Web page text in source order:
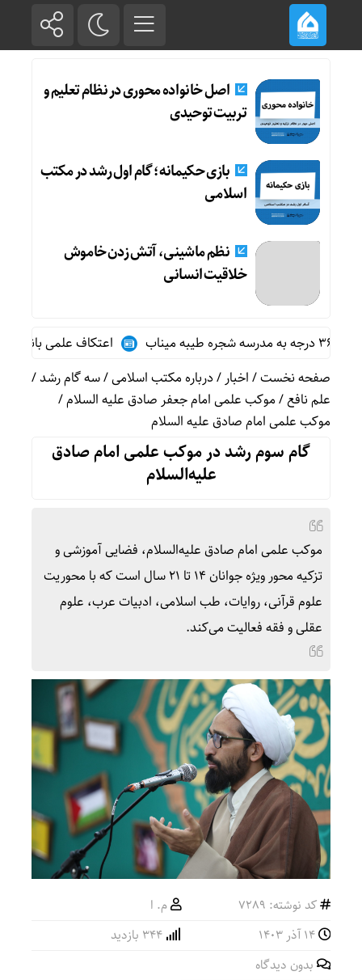
اصل خانواده محوری در نظام تعلیم و
تربیت توحیدی
بازی حکیمانه؛ گام اول رشد در مکتب
اسلامی
نظم ماشینی، آتش زدن خاموش
خلاقیت انسانی
اعتکاف علمی بانوان مکتب
صفحه نخست/اخبار/درباره مکتب اسلامی/سه گام رشد/
علم نافع/موکب علمی امام جعفر صادق علیه السلام/
موکب علمی امام صادق علیه السلام
گام سوم رشد در موکب علمی امام صادق
علیه‌السلام
موکب علمی امام صادق علیه‌السلام، فضایی آموزشی و
تزکیه محور ویژه جوانان ۱۴ تا ۲۱ سال است که با محوریت
علوم قرآنی، روایات، طب اسلامی، ادبیات عرب، علوم
عقلی و فقه فعالیت می‌کند.
کد نوشته: 7289
م. ا
بدون دیدگاه